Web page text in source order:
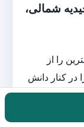
شمالی،
را از
کنار دانش
- مجیدیه
مجیدیه